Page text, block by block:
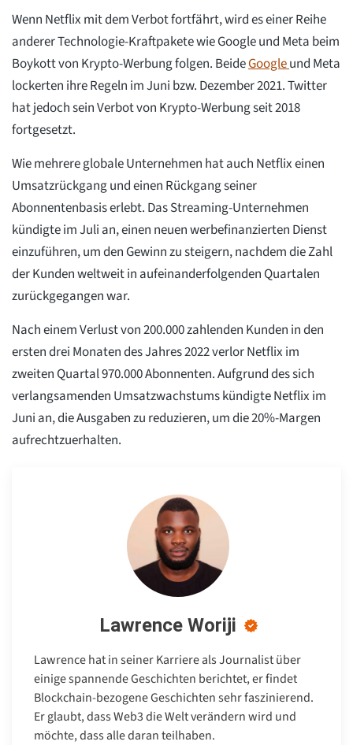
Wenn Netflix mit dem Verbot fortfährt, wird es einer Reihe
anderer Technologie-Kraftpakete wie Google und Meta beim
Boykott von Krypto-Werbung folgen. BeideGoogleund Meta
lockerten ihre Regeln im Juni bzw. Dezember 2021. Twitter
hat jedoch sein Verbot von Krypto-Werbung seit 2018
fortgesetzt.
Wie mehrere globale Unternehmen hat auch Netflix einen
Umsatzrückgang und einen Rückgang seiner
Abonnentenbasis erlebt. Das Streaming-Unternehmen
kündigte im Juli an, einen neuen werbefinanzierten Dienst
einzuführen, um den Gewinn zu steigern, nachdem die Zahl
der Kunden weltweit in aufeinanderfolgenden Quartalen
zurückgegangen war.
Nach einem Verlust von 200.000 zahlenden Kunden in den
ersten drei Monaten des Jahres 2022 verlor Netflix im
zweiten Quartal 970.000 Abonnenten. Aufgrund des sich
verlangsamenden Umsatzwachstums kündigte Netflix im
Juni an, die Ausgaben zu reduzieren, um die 20%-Margen
aufrechtzuerhalten.
Lawrence Woriji
Lawrence hat in seiner Karriere als Journalist über
einige spannende Geschichten berichtet, er findet
Blockchain-bezogene Geschichten sehr faszinierend.
Er glaubt, dass Web3 die Welt verändern wird und
möchte, dass alle daran teilhaben.